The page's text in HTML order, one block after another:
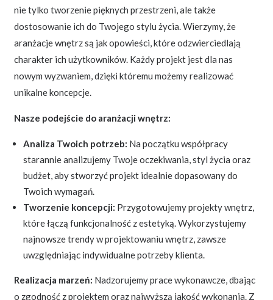
nie tylko tworzenie pięknych przestrzeni, ale także
dostosowanie ich do Twojego stylu życia. Wierzymy, że
aranżacje wnętrz są jak opowieści, które odzwierciedlają
charakter ich użytkowników. Każdy projekt jest dla nas
nowym wyzwaniem, dzięki któremu możemy realizować
unikalne koncepcje.
Nasze podejście do aranżacji wnętrz:
Analiza Twoich potrzeb: Na początku współpracy
starannie analizujemy Twoje oczekiwania, styl życia oraz
budżet, aby stworzyć projekt idealnie dopasowany do
Twoich wymagań.
Tworzenie koncepcji: Przygotowujemy projekty wnętrz,
które łączą funkcjonalność z estetyką. Wykorzystujemy
najnowsze trendy w projektowaniu wnętrz, zawsze
uwzględniając indywidualne potrzeby klienta.
Realizacja marzeń: Nadzorujemy prace wykonawcze, dbając
o zgodność z projektem oraz najwyższą jakość wykonania. Z